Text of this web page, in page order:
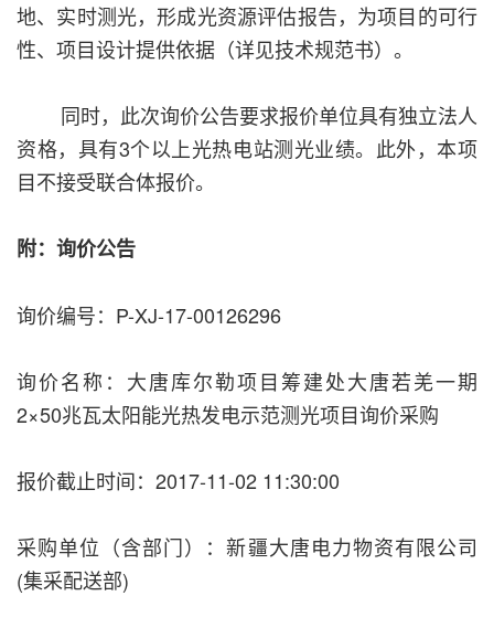
地、实时测光，形成光资源评估报告，为项目的可行
性、项目设计提供依据（详见技术规范书）。
同时，此次询价公告要求报价单位具有独立法人
资格，具有3个以上光热电站测光业绩。此外，本项
目不接受联合体报价。
附：询价公告
询价编号：P-XJ-17-00126296
询价名称：大唐库尔勒项目筹建处大唐若羌一期
2×50兆瓦太阳能光热发电示范测光项目询价采购
报价截止时间：2017-11-02 11:30:00
采购单位（含部门）：新疆大唐电力物资有限公司
(集采配送部)